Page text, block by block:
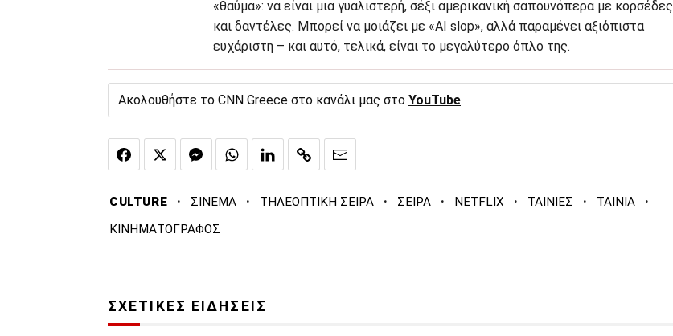
«θαύμα»: να είναι μια γυαλιστερή, σέξι αμερικανική σαπουνόπερα με κορσέδες
και δαντέλες. Μπορεί να μοιάζει με «AI slop», αλλά παραμένει αξιόπιστα
ευχάριστη – και αυτό, τελικά, είναι το μεγαλύτερο όπλο της.
Ακολουθήστε το CNN Greece στο κανάλι μας στο YouTube
CULTURE · ΣΙΝΕΜΑ · ΤΗΛΕΟΠΤΙΚΗ ΣΕΙΡΑ · ΣΕΙΡΑ · NETFLIX · ΤΑΙΝΙΕΣ · ΤΑΙΝΙΑ ·
ΚΙΝΗΜΑΤΟΓΡΑΦΟΣ
ΣΧΕΤΙΚΕΣ ΕΙΔΗΣΕΙΣ